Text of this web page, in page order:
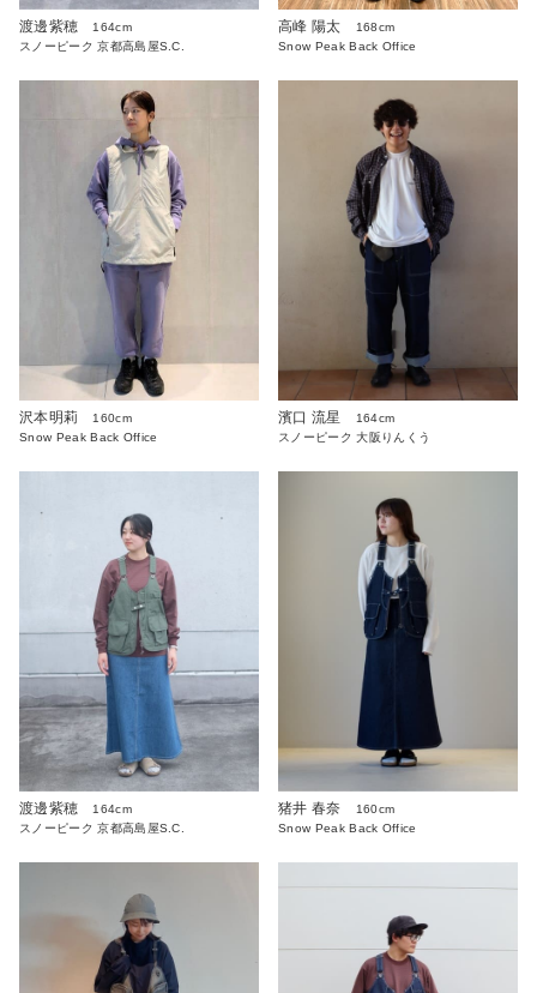
渡邊紫穂
164cm
スノーピーク 京都高島屋S.C.
高峰 陽太
168cm
Snow Peak Back Office
沢本明莉
160cm
Snow Peak Back Office
濱口 流星
164cm
スノーピーク 大阪りんくう
渡邊紫穂
164cm
スノーピーク 京都高島屋S.C.
猪井 春奈
160cm
Snow Peak Back Office